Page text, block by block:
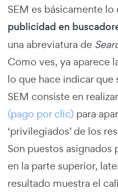
SEM es básicamente
publicidad en
una abreviatura de
Como ves, ya aparece
lo que hace indicar que
SEM consiste en
(pago por clic) para
‘privilegiados’ de los
Son puestos
en la parte superior,
resultado muestra el